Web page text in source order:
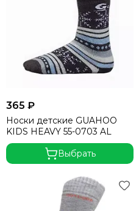
365 ₽
Носки детские GUAHOO
KIDS HEAVY 55-0703 AL
Выбрать